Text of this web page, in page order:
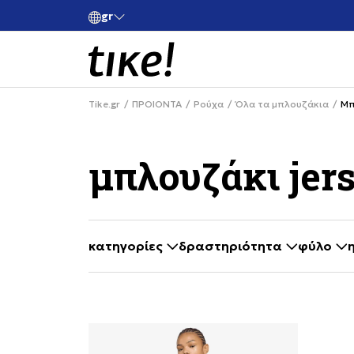
gr
αγορές άνω των 80€
Tike.gr ΠΡΟΙΟΝΤΑ Ρούχα Όλα τα μπλουζάκια
μπλουζάκι
selecting a filter closes the filters and
κατηγορίες δραστηριότητα φύλο